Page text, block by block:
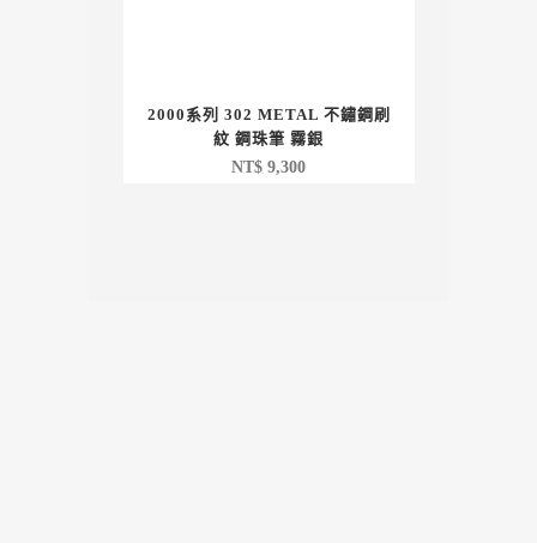
2000系列 302 METAL 不鏽鋼刷
紋 鋼珠筆 霧銀
NT$ 9,300